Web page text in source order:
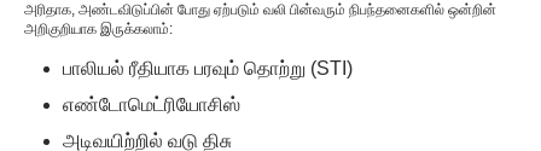
அரிதாக, அண்டவிடுப்பின் போது ஏற்படும் வலி பின்வரும் நிபந்தனைகளில் ஒன்றின்
அறிகுறியாக இருக்கலாம்:
பாலியல் ரீதியாக பரவும் தொற்று (STI)
எண்டோமெட்ரியோசிஸ்
அடிவயிற்றில் வடு திசு